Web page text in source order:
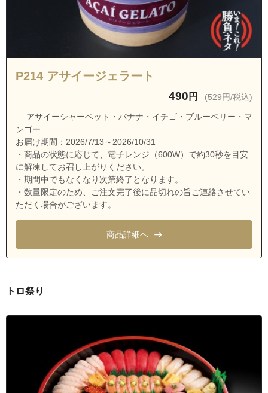
愛知県名古屋市南区外山１丁目
愛知県名古屋市南区外山２丁目
愛知県名古屋市南区鯛取通１丁目
愛知県名古屋市南区鯛取通２丁目
愛知県名古屋市南区鯛取通５丁目
愛知県名古屋市南区鶴里町１丁目
愛知県名古屋市南区鶴里町２丁目
愛知県名古屋市南区鶴里町３丁目
愛知県名古屋市南区鶴田１丁目
愛知県名古屋市南区西桜町
愛知県名古屋市南区白雲町
愛知県名古屋市南区平子１丁目
P214 アサイージェラート
490 円 (529円/税込)
アサイーシャーベット・バナナ・イチゴ・ブルーベリー・マ
ンゴー
お届け期間：2026/7/13～2026/10/31
・商品の状態に応じて、電子レンジ（600W）で約30秒を目安
に解凍してお召し上がりください。
・期間中でもなくなり次第終了となります。
・数量限定のため、ご注文完了後に品切れの旨ご連絡させてい
ただく場合がございます。
商品詳細へ
トロ祭り